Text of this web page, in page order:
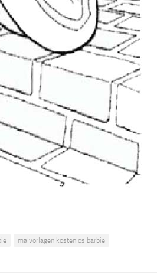
malvorlagen kostenlos barbie